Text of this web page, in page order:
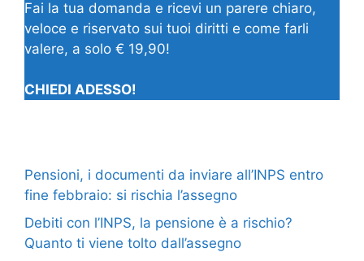
Fai la tua domanda e ricevi un parere chiaro,
veloce e riservato sui tuoi diritti e come farli
valere, a solo € 19,90!
CHIEDI ADESSO!
Pensioni, i documenti da inviare all’INPS entro
fine febbraio: si rischia l’assegno
Debiti con l’INPS, la pensione è a rischio?
Quanto ti viene tolto dall’assegno